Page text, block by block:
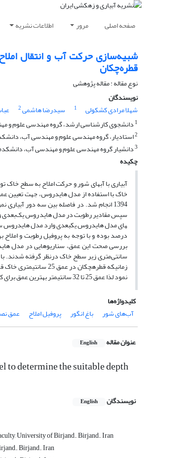
صفحه اصلی مرور اطلاعات نشریه
شبیه‌سازی حرکت آب و انتقال
قطره‌چکان
نوع مقاله : مقاله پژوهشی
نویسندگان
شهلا مرادی کشکولی
1 سیدرضا هاشمی2
1 دانشجوی کارشناسی ارشد، گروه مهندسی علوم و
2استادیار، گروه مهندسی علوم و مهندسی آب،
3دانشیار گروه مهندسی علوم و مهندسی آب،
چکیده
آبیاری با آب­های شور و حرکت املاح به سطح
خاک با استفاده از مدل هایدروس، جهت تعیین
سانتی‌متری زیر سطح خاک درنظر گرفته شدند. با
زمانی­که قطره­چکان
نمود لذا عمق 25 تا 32 سانتی­متر بهترین عمق برای کارگذاری قطره‌چکان تعیین گردید.
کلیدواژه‌ها
آب‌های شور
باغ انگور پروفیل املاح عمق
عنوان مقاله English
to determine the suitable depth
نویسندگان English
University of Birjand., Birjand., Iran
Birjand., Iran